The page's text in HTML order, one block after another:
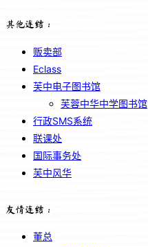
其他连结：
贩卖部
Eclass
芙中电子图书馆
芙蓉中华中学图书馆
行政SMS系统
联课处
国际事务处
芙中风华
友情连结：
董总